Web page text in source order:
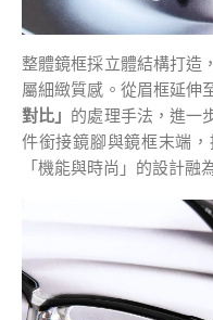
整體鏡框採立體結構打造
屬細緻質感。從眉框延伸
對比」 的處理手法，進一
件銜接鏡腳與鏡框末端
「機能與時尚」的設計融